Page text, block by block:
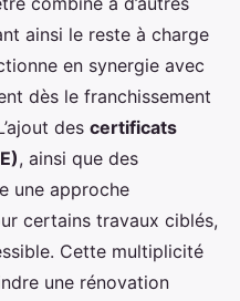
ainsi le reste à charge
en synergie avec
dès le franchissement
des certificats
, ainsi que des
une approche
certains travaux ciblés,
Cette multiplicité
une rénovation